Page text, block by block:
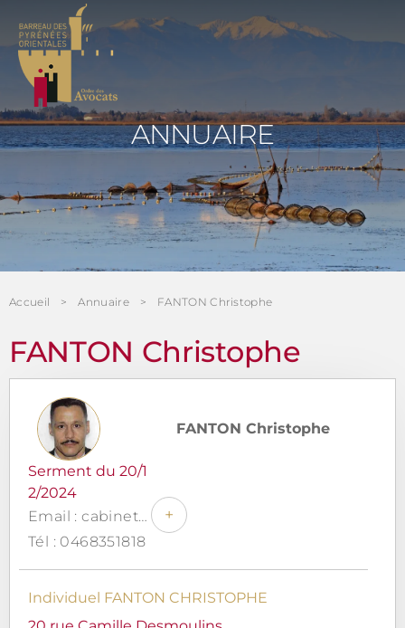
ANNUAIRE
Accueil Annuaire FANTON Christophe
FANTON Christophe
FANTON Christophe
Serment du 20/1
2/2024
Email : cabinet@avocat-perpignan-fanton.fr
Tél : 0468351818
+
Individuel FANTON CHRISTOPHE
Panneau de gestion des cookies